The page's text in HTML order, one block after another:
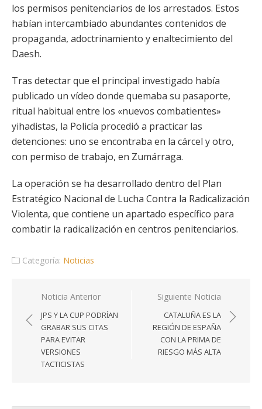
los permisos penitenciarios de los arrestados. Estos
habían intercambiado abundantes contenidos de
propaganda, adoctrinamiento y enaltecimiento del
Daesh.
Tras detectar que el principal investigado había
publicado un vídeo donde quemaba su pasaporte,
ritual habitual entre los «nuevos combatientes»
yihadistas, la Policía procedió a practicar las
detenciones: uno se encontraba en la cárcel y otro,
con permiso de trabajo, en Zumárraga.
La operación se ha desarrollado dentro del Plan
Estratégico Nacional de Lucha Contra la Radicalización
Violenta, que contiene un apartado específico para
combatir la radicalización en centros penitenciarios.
Categoría: Noticias
Navegación
de
entradas
Noticia Anterior
JPS Y LA CUP PODRÍAN
GRABAR SUS CITAS
PARA EVITAR
VERSIONES
TACTICISTAS
Siguiente Noticia
CATALUÑA ES LA
REGIÓN DE ESPAÑA
CON LA PRIMA DE
RIESGO MÁS ALTA